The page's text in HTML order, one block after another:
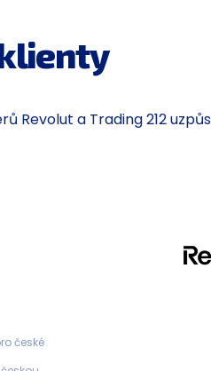
Revolut a Trading 212
české